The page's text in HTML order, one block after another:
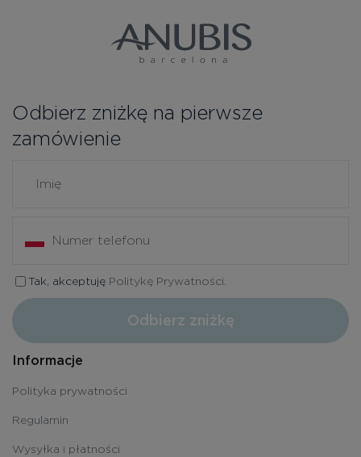
Odbierz zniżkę na pierwsze
zamówienie
Tak, akceptuję Politykę Prywatności.
Odbierz zniżkę
Informacje
Polityka prywatności
Regulamin
Wysyłka i płatności